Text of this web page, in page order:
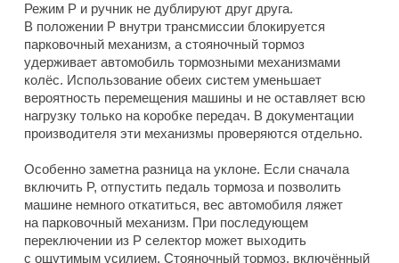
Режим P и ручник не дублируют друг друга.
В положении P внутри трансмиссии блокируется
парковочный механизм, а стояночный тормоз
удерживает автомобиль тормозными механизмами
колёс. Использование обеих систем уменьшает
вероятность перемещения машины и не оставляет всю
нагрузку только на коробке передач. В документации
производителя эти механизмы проверяются отдельно.
Особенно заметна разница на уклоне. Если сначала
включить P, отпустить педаль тормоза и позволить
машине немного откатиться, вес автомобиля ляжет
на парковочный механизм. При последующем
переключении из P селектор может выходить
с ощутимым усилием. Стояночный тормоз, включённый